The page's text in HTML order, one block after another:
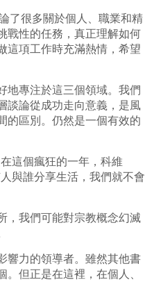
了很多關於個人、職業和精
戰性的任務，真正理解如何
這項工作時充滿熱情，希望
地專注於這三個領域。我們
談論從成功走向意義，是風
的區別。仍然是一個有效的
這個瘋狂的一年，科維
與誰分享生活，我們就不會
，我們可能對宗教概念幻滅
響力的領導者。雖然其他書
但正是在這裡，在個人、